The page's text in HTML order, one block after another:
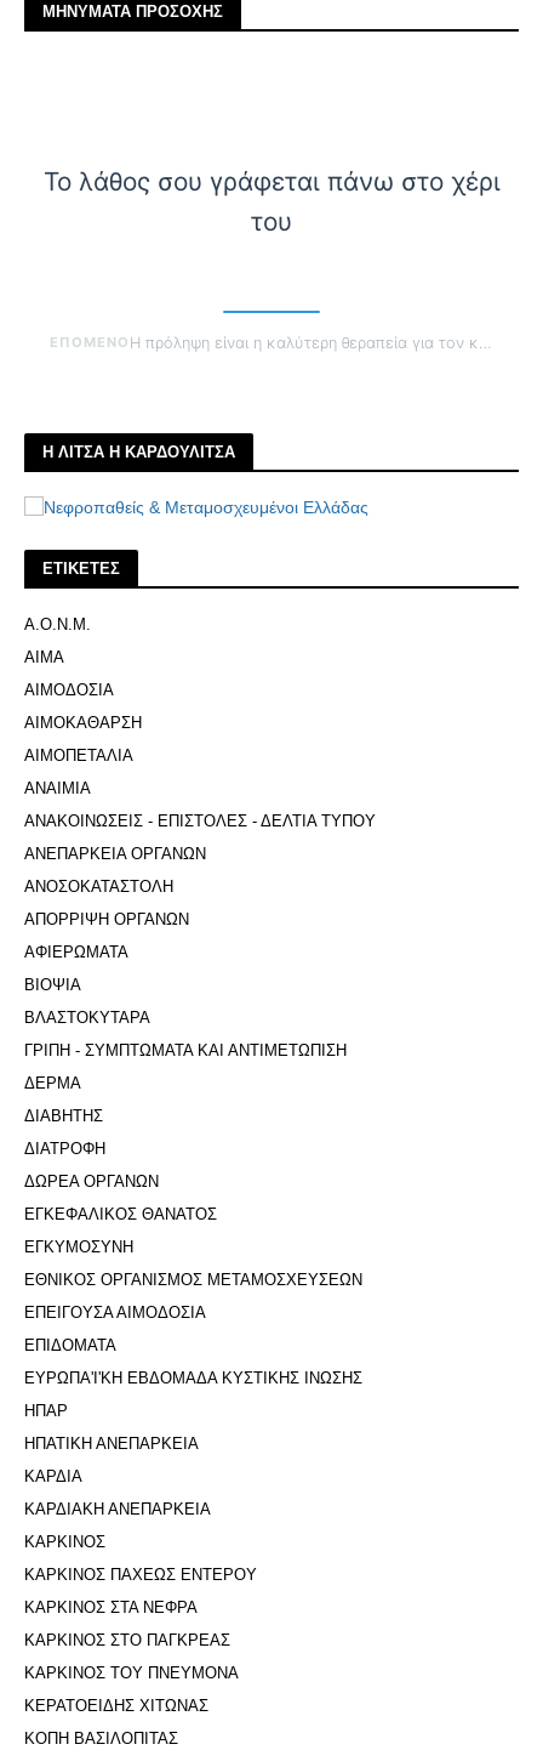
ΜΗΝΥΜΑΤΑ ΠΡΟΣΟΧΗΣ
Το λάθος σου γράφεται πάνω στο χέρι
του
ΕΠΟΜΕΝΟ Η πρόληψη είναι η καλύτερη θεραπεία για τον καθετήρα
Η ΛΙΤΣΑ Η ΚΑΡΔΟΥΛΙΤΣΑ
ΕΤΙΚΕΤΕΣ
Α.Ο.Ν.Μ.
ΑΙΜΑ
ΑΙΜΟΔΟΣΙΑ
ΑΙΜΟΚΑΘΑΡΣΗ
ΑΙΜΟΠΕΤΑΛΙΑ
ΑΝΑΙΜΙΑ
ΑΝΑΚΟΙΝΩΣΕΙΣ - ΕΠΙΣΤΟΛΕΣ - ΔΕΛΤΙΑ ΤΥΠΟΥ
ΑΝΕΠΑΡΚΕΙΑ ΟΡΓΑΝΩΝ
ΑΝΟΣΟΚΑΤΑΣΤΟΛΗ
ΑΠΟΡΡΙΨΗ ΟΡΓΑΝΩΝ
ΑΦΙΕΡΩΜΑΤΑ
ΒΙΟΨΙΑ
ΒΛΑΣΤΟΚΥΤΑΡΑ
ΓΡΙΠΗ - ΣΥΜΠΤΩΜΑΤΑ ΚΑΙ ΑΝΤΙΜΕΤΩΠΙΣΗ
ΔΕΡΜΑ
ΔΙΑΒΗΤΗΣ
ΔΙΑΤΡΟΦΗ
ΔΩΡΕΑ ΟΡΓΑΝΩΝ
ΕΓΚΕΦΑΛΙΚΟΣ ΘΑΝΑΤΟΣ
ΕΓΚΥΜΟΣΥΝΗ
ΕΘΝΙΚΟΣ ΟΡΓΑΝΙΣΜΟΣ ΜΕΤΑΜΟΣΧΕΥΣΕΩΝ
ΕΠΕΙΓΟΥΣΑ ΑΙΜΟΔΟΣΙΑ
ΕΠΙΔΟΜΑΤΑ
ΕΥΡΩΠΑ'Ι'ΚΗ ΕΒΔΟΜΑΔΑ ΚΥΣΤΙΚΗΣ ΙΝΩΣΗΣ
ΗΠΑΡ
ΗΠΑΤΙΚΗ ΑΝΕΠΑΡΚΕΙΑ
ΚΑΡΔΙΑ
ΚΑΡΔΙΑΚΗ ΑΝΕΠΑΡΚΕΙΑ
ΚΑΡΚΙΝΟΣ
ΚΑΡΚΙΝΟΣ ΠΑΧΕΩΣ ΕΝΤΕΡΟΥ
ΚΑΡΚΙΝΟΣ ΣΤΑ ΝΕΦΡΑ
ΚΑΡΚΙΝΟΣ ΣΤΟ ΠΑΓΚΡΕΑΣ
ΚΑΡΚΙΝΟΣ ΤΟΥ ΠΝΕΥΜΟΝΑ
ΚΕΡΑΤΟΕΙΔΗΣ ΧΙΤΩΝΑΣ
ΚΟΠΗ ΒΑΣΙΛΟΠΙΤΑΣ